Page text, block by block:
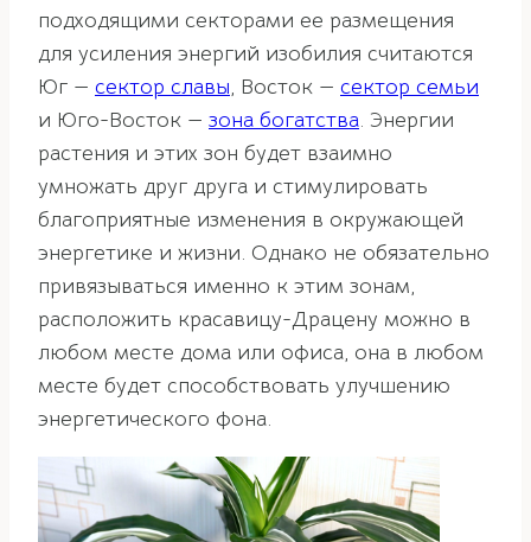
подходящими секторами ее размещения
для усиления энергий изобилия считаются
Юг — сектор славы, Восток — сектор семьи
и Юго-Восток — зона богатства. Энергии
растения и этих зон будет взаимно
умножать друг друга и стимулировать
благоприятные изменения в окружающей
энергетике и жизни. Однако не обязательно
привязываться именно к этим зонам,
расположить красавицу-Драцену можно в
любом месте дома или офиса, она в любом
месте будет способствовать улучшению
энергетического фона.